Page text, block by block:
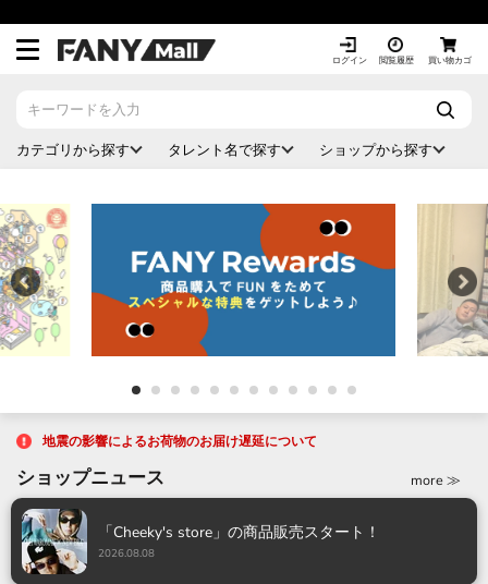
テ
ン
ツ
に
移
動
す
ログイン 閲覧履歴 買い物カゴ
カテゴリから探す タレント名で探す ショップから探す
地震の影響によるお荷物のお届け遅延について
ショップニュース more ≫
「Cheeky's store」の商品販売スタート！
2026.08.08